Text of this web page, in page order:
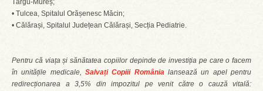
Târgu-Mureș;
• Tulcea, Spitalul Orășenesc Măcin;
• Călărași, Spitalul Județean Călărași, Secția Pediatrie.
Pentru că viața și sănătatea copiilor depinde de investiția pe care o facem
în unitățile medicale, Salvați Copiii Românialansează un apel pentru
redirecționarea a 3,5% din impozitul pe venit către o cauză vitală: